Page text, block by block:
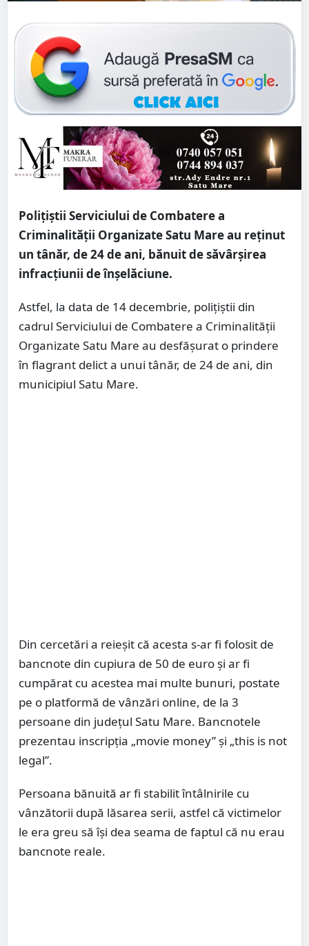
Polițiștii Serviciului de Combatere a
Criminalităţii Organizate Satu Mare au reținut
un tânăr, de 24 de ani, bănuit de săvârșirea
infracțiunii de înșelăciune.
Astfel, la data de 14 decembrie, polițiștii din
cadrul Serviciului de Combatere a Criminalității
Organizate Satu Mare au desfășurat o prindere
în flagrant delict a unui tânăr, de 24 de ani, din
municipiul Satu Mare.
Din cercetări a reieșit că acesta s-ar fi folosit de
bancnote din cupiura de 50 de euro și ar fi
cumpărat cu acestea mai multe bunuri, postate
pe o platformă de vânzări online, de la 3
persoane din județul Satu Mare. Bancnotele
prezentau inscripția „movie money” și „this is not
legal”.
Persoana bănuită ar fi stabilit întâlnirile cu
vânzătorii după lăsarea serii, astfel că victimelor
le era greu să își dea seama de faptul că nu erau
bancnote reale.